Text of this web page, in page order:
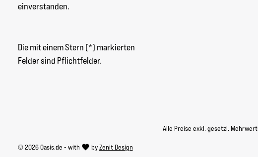
einverstanden.
Die mit einem Stern (*) markierten
Felder sind Pflichtfelder.
Alle Preise exkl. gesetzl.
© 2026 Oasis.de - with byZenit Design